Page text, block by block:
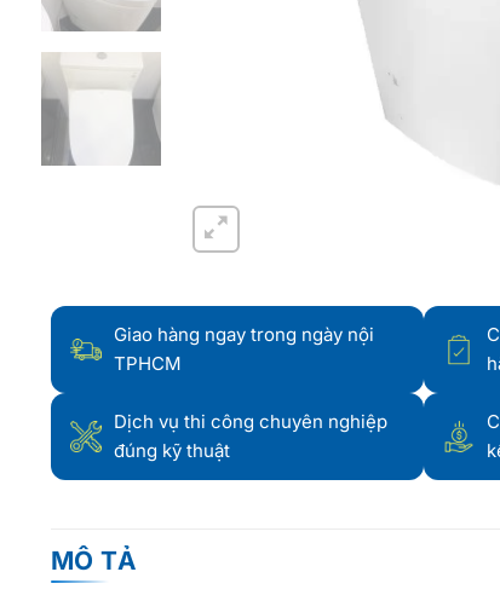
Giao hàng ngay trong ngày nội
TPHCM
Dịch vụ thi công chuyên nghiệp
đúng kỹ thuật
MÔ TẢ